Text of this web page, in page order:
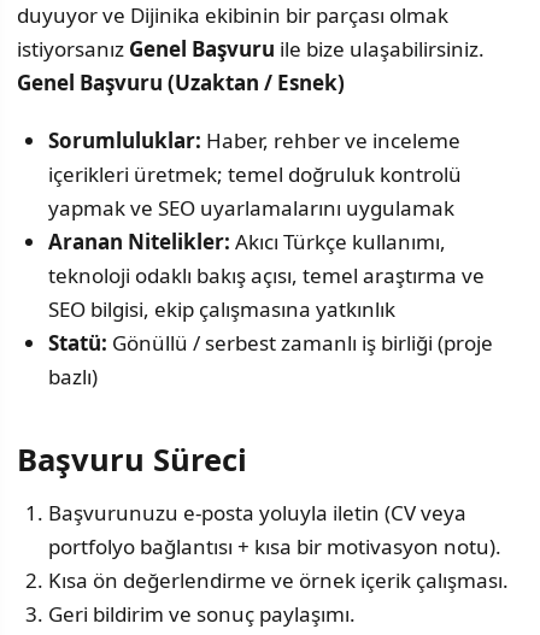
duyuyor ve Dijinika ekibinin bir parçası olmak
istiyorsanız Genel Başvuru ile bize ulaşabilirsiniz.
Genel Başvuru (Uzaktan / Esnek)
Sorumluluklar: Haber, rehber ve inceleme
içerikleri üretmek; temel doğruluk kontrolü
yapmak ve SEO uyarlamalarını uygulamak
Aranan Nitelikler: Akıcı Türkçe kullanımı,
teknoloji odaklı bakış açısı, temel araştırma ve
SEO bilgisi, ekip çalışmasına yatkınlık
Statü: Gönüllü / serbest zamanlı iş birliği (proje
bazlı)
Başvuru Süreci
Başvurunuzu e-posta yoluyla iletin (CV veya
portfolyo bağlantısı + kısa bir motivasyon notu).
Kısa ön değerlendirme ve örnek içerik çalışması.
Geri bildirim ve sonuç paylaşımı.